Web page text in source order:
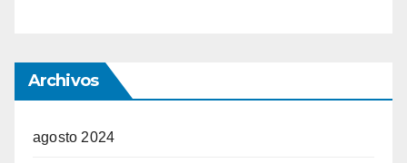
Archivos
agosto 2024